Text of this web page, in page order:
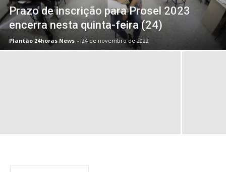
Prazo de inscrição para Prosel 2023
encerra nesta quinta-feira (24)
Plantão 24horas News - 24 de novembro de 2022